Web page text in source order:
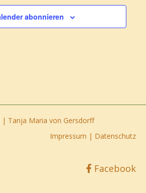
abonnieren
Tanja Maria von Gersdorff
Datenschutz
|
Impressum
Facebook